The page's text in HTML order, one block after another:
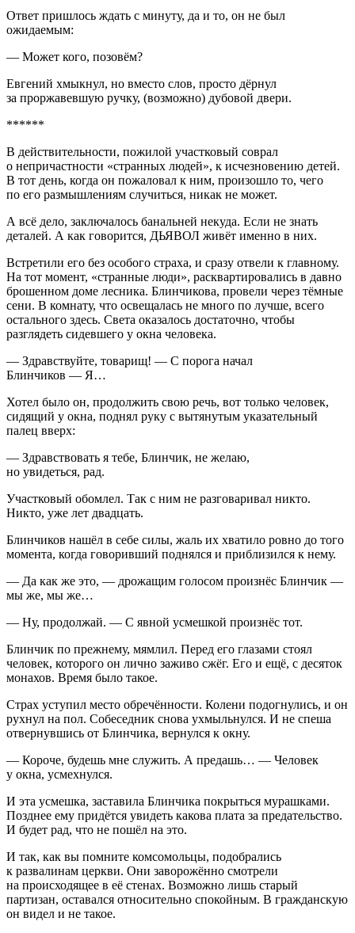
Ответ пришлось ждать с минуту, да и то, он не был
ожидаемым:
— Может кого, позовём?
Евгений хмыкнул, но вместо слов, просто дёрнул
за проржавевшую ручку, (возможно) дубовой двери.
******
В действительности, пожилой участковый соврал
о непричастности «странных людей», к исчезновению детей.
В тот день, когда он пожаловал к ним, произошло то, чего
по его размышлениям случиться, никак не может.
А всё дело, заключалось банальней некуда. Если не знать
деталей. А как говорится, ДЬЯВОЛ живёт именно в них.
Встретили его без особого страха, и сразу отвели к главному.
На тот момент, «странные люди», расквартировались в давно
брошенном доме лесника. Блинчикова, провели через тёмные
сени. В комнату, что освещалась не много по лучше, всего
остального здесь. Света оказалось достаточно, чтобы
разглядеть сидевшего у окна человека.
— Здравствуйте, товарищ! — С порога начал
Блинчиков — Я…
Хотел было он, продолжить свою речь, вот только человек,
сидящий у окна, поднял руку с вытянутым указательный
палец вверх:
— Здравствовать я тебе, Блинчик, не желаю,
но увидеться, рад.
Участковый обомлел. Так с ним не разговаривал никто.
Никто, уже лет двадцать.
Блинчиков нашёл в себе силы, жаль их хватило ровно до того
момента, когда говоривший поднялся и приблизился к нему.
— Да как же это, — дрожащим голосом произнёс Блинчик —
мы же, мы же…
— Ну, продолжай. — С явной усмешкой произнёс тот.
Блинчик по прежнему, мямлил. Перед его глазами стоял
человек, которого он лично заживо сжёг. Его и ещё, с десяток
монахов. Время было такое.
Страх уступил место обречённости. Колени подогнулись, и он
рухнул на пол. Собеседник снова ухмыльнулся. И не спеша
отвернувшись от Блинчика, вернулся к окну.
— Короче, будешь мне служить. А предашь… — Человек
у окна, усмехнулся.
И эта усмешка, заставила Блинчика покрыться мурашками.
Позднее ему придётся увидеть какова плата за предательство.
И будет рад, что не пошёл на это.
И так, как вы помните комсомольцы, подобрались
к развалинам церкви. Они заворожённо смотрели
на происходящее в её стенах. Возможно лишь старый
партизан, оставался относительно спокойным. В гражданскую
он видел и не такое.